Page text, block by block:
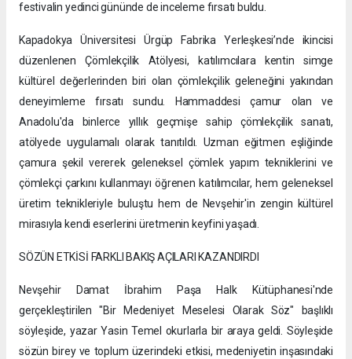
festivalin yedinci gününde de inceleme fırsatı buldu.
Kapadokya Üniversitesi Ürgüp Fabrika Yerleşkesi’nde ikincisi
düzenlenen Çömlekçilik Atölyesi, katılımcılara kentin simge
kültürel değerlerinden biri olan çömlekçilik geleneğini yakından
deneyimleme fırsatı sundu. Hammaddesi çamur olan ve
Anadolu'da binlerce yıllık geçmişe sahip çömlekçilik sanatı,
atölyede uygulamalı olarak tanıtıldı. Uzman eğitmen eşliğinde
çamura şekil vererek geleneksel çömlek yapım tekniklerini ve
çömlekçi çarkını kullanmayı öğrenen katılımcılar, hem geleneksel
üretim teknikleriyle buluştu hem de Nevşehir'in zengin kültürel
mirasıyla kendi eserlerini üretmenin keyfini yaşadı.
SÖZÜN ETKİSİ FARKLI BAKIŞ AÇILARI KAZANDIRDI
Nevşehir Damat İbrahim Paşa Halk Kütüphanesi'nde
gerçekleştirilen "Bir Medeniyet Meselesi Olarak Söz" başlıklı
söyleşide, yazar Yasin Temel okurlarla bir araya geldi. Söyleşide
sözün birey ve toplum üzerindeki etkisi, medeniyetin inşasındaki